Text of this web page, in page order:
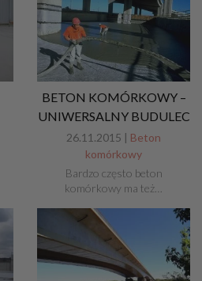
BETON KOMÓRKOWY –
UNIWERSALNY BUDULEC
26.11.2015 | Beton
komórkowy
Bardzo często beton
komórkowy ma też…